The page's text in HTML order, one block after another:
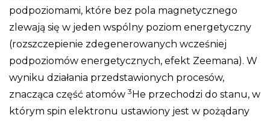
podpoziomami, które bez pola magnetycznego
zlewają się w jeden wspólny poziom energetyczny
(rozszczepienie zdegenerowanych wcześniej
podpoziomów energetycznych, efekt Zeemana). W
wyniku działania przedstawionych procesów,
znacząca część atomów 3He przechodzi do stanu, w
którym spin elektronu ustawiony jest w pożądany